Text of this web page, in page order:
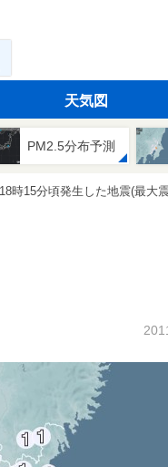
天気図
PM2.5分布予測
18時15分頃発生した地震(最大